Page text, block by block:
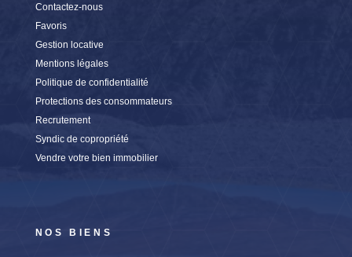
Contactez-nous
Favoris
Gestion locative
Mentions légales
Politique de confidentialité
Protections des consommateurs
Recrutement
Syndic de copropriété
Vendre votre bien immobilier
NOS BIENS